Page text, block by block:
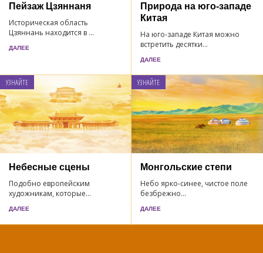
Пейзаж Цзяннаня
Историческая область
Цзяннань находится в ...
ДАЛЕЕ
Природа на юго-западе
Китая
На юго-западе Китая можно
встретить десятки...
ДАЛЕЕ
УЗНАЙТЕ
Небесные сцены
Подобно европейским
художникам, которые...
ДАЛЕЕ
УЗНАЙТЕ
Монгольские степи
Небо ярко-синее, чистое поле
безбрежно...
ДАЛЕЕ